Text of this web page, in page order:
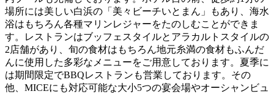
場所には美しい⽩浜の「美々ビーチいとまん」もあり、海⽔
浴はもちろん各種マリンレジャーをたのしむことができま
す。レストランはブッフェスタイルとアラカルトスタイルの
2店舗があり、旬の⾷材はもちろん地元⽷満の⾷材もふんだ
んに使⽤した多彩なメニューをご⽤意しております。夏季に
は期間限定でBBQレストランも営業しております。その
他、MICEにも対応可能な⼤⼩5つの宴会場やオーシャンビュ